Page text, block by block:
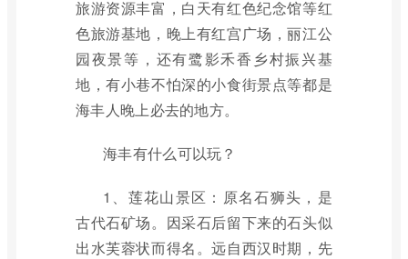
旅游资源丰富，白天有红色纪念馆等红
色旅游基地，晚上有红宫广场，丽江公
园夜景等，还有鹭影禾香乡村振兴基
地，有小巷不怕深的小食街景点等都是
海丰人晚上必去的地方。
海丰有什么可以玩？
1、莲花山景区：原名石狮头，是
古代石矿场。因采石后留下来的石头似
出水芙蓉状而得名。远自西汉时期，先